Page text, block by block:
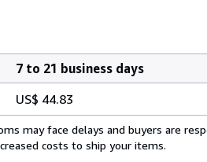
7 to 21 business days
US$ 44.83
may face delays and buyers are
costs to ship your items.